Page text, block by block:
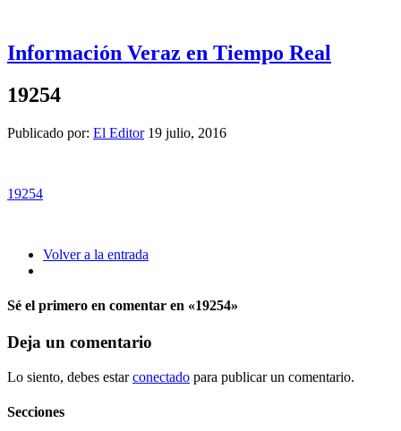
Información Veraz en Tiempo Real
19254
Publicado por: El Editor 19 julio, 2016
19254
Volver a la entrada
Sé el primero en comentar en «19254»
Deja un comentario
Lo siento, debes estarconectado para publicar un comentario.
Secciones